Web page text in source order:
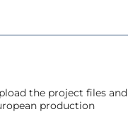
the project files and
production